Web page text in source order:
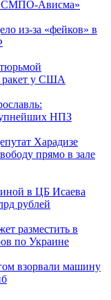
Ависма»
из-за «фейков» в
ракет у США
НПЗ
Харадизе
прямо в зале
в ЦБ Исаева
рублей
разместить в
по Украине
взорвали машину